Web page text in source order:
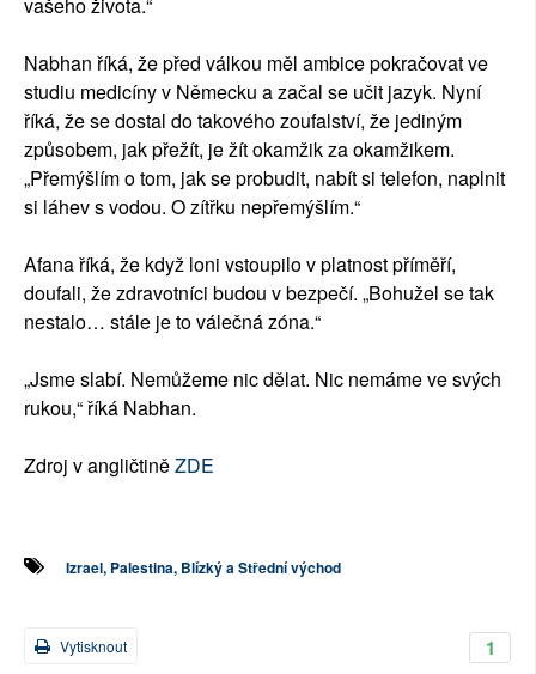
Nabhan říká, že před válkou měl ambice pokračovat ve
studiu medicíny v Německu a začal se učit jazyk. Nyní
říká, že se dostal do takového zoufalství, že jediným
způsobem, jak přežít, je žít okamžik za okamžikem.
„Přemýšlím o tom, jak se probudit, nabít si telefon, naplnit
si láhev s vodou. O zítřku nepřemýšlím.“
Afana říká, že když loni vstoupilo v platnost příměří,
doufali, že zdravotníci budou v bezpečí. „Bohužel se tak
nestalo… stále je to válečná zóna.“
„Jsme slabí. Nemůžeme nic dělat. Nic nemáme ve svých
rukou,“ říká Nabhan.
Zdroj v angličtiněZDE
Izrael, Palestina, Blízký a Střední východ
1
Vytisknout